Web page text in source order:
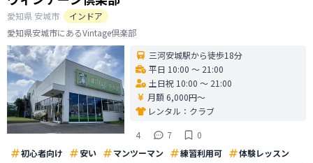
愛知県 安城市
インドア
愛知県安城市にあるVintage倶楽部
三河安城駅から徒歩18分
平日 10:00 〜 21:00
土日祝 10:00 〜 21:00
月額 6,000円〜
レンタル： クラブ
4
7
0
初心者向け
安い マンツーマン 練習利用可 体験レッスン